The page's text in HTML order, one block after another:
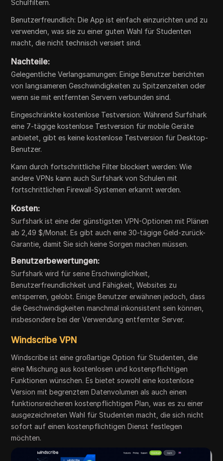
Schulfiltern.
Benutzerfreundlich: Die App ist einfach einzurichten und zu
verwenden, was sie zu einer guten Wahl für Studenten
macht, die nicht technisch versiert sind.
Nachteile:
Gelegentliche Verlangsamungen: Einige Benutzer berichten
von langsameren Geschwindigkeiten zu Spitzenzeiten oder
wenn sie mit entfernten Servern verbunden sind.
Eingeschränkte kostenlose Testversion: Während Surfshark
eine 7-tägige kostenlose Testversion für mobile Geräte
anbietet, gibt es keine kostenlose Testversion für Desktop-
Benutzer.
Kann durch fortschrittliche Filter blockiert werden: Wie
andere VPNs kann auch Surfshark von Schulen mit
fortschrittlichen Firewall-Systemen erkannt werden.
Kosten:
Surfshark ist eine der günstigsten VPN-Optionen mit Plänen
ab 2,49 $/Monat. Es gibt auch eine 30-tägige Geld-zurück-
Garantie, damit Sie sich keine Sorgen machen müssen.
Benutzerbewertungen:
Surfshark wird für seine Erschwinglichkeit,
Benutzerfreundlichkeit und Fähigkeit, Websites zu
entsperren, gelobt. Einige Benutzer erwähnen jedoch, dass
die Geschwindigkeiten manchmal inkonsistent sein können,
insbesondere bei der Verwendung entfernter Server.
Windscribe VPN
Windscribe ist eine großartige Option für Studenten, die
eine Mischung aus kostenlosen und kostenpflichtigen
Funktionen wünschen. Es bietet sowohl eine kostenlose
Version mit begrenztem Datenvolumen als auch einen
funktionsreicheren kostenpflichtigen Plan, was es zu einer
ausgezeichneten Wahl für Studenten macht, die sich nicht
sofort auf einen kostenpflichtigen Dienst festlegen
möchten.